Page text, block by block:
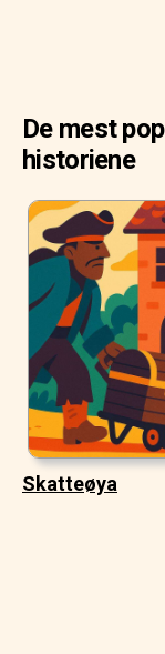
De mest
historiene
Skatteøya